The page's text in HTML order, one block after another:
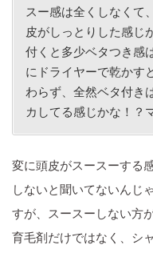
スー感は全くしなくて
皮がしっとりした感じ
付くと多少ベタつき感
にドライヤーで乾かす
わらず、全然ベタ付き
カしてる感じかな！？
変に頭皮がスースーする
しないと聞いてないんじ
すが、スースーしない方
育毛剤だけではなく、シ